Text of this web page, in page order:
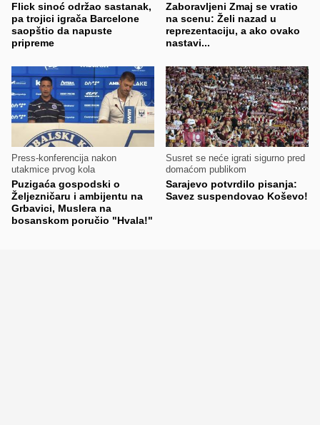
Flick sinoć održao sastanak,
pa trojici igrača Barcelone
saopštio da napuste
pripreme
Zaboravljeni Zmaj se vratio
na scenu: Želi nazad u
reprezentaciju, a ako ovako
nastavi...
Press-konferencija nakon
utakmice prvog kola
Puzigaća gospodski o
Željezničaru i ambijentu na
Grbavici, Muslera na
bosanskom poručio "Hvala!"
Susret se neće igrati sigurno pred
domaćom publikom
Sarajevo potvrdilo pisanja:
Savez suspendovao Koševo!